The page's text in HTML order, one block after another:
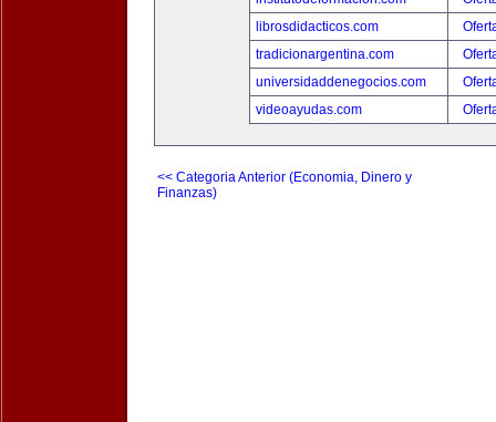
librosdidacticos.com
tradicionargentina.com
universidaddenegocios.com
videoayudas.com
<< Categoria Anterior (Economia, Dinero y
Finanzas)